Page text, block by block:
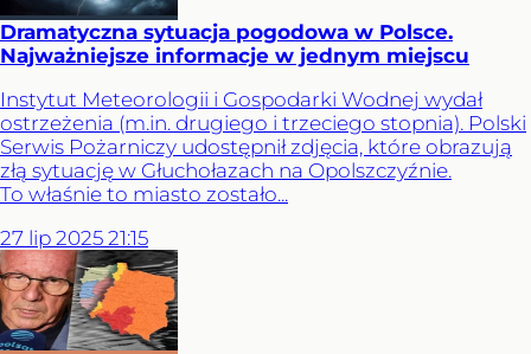
Dramatyczna sytuacja pogodowa w Polsce.
Najważniejsze informacje w jednym miejscu
Instytut Meteorologii i Gospodarki Wodnej wydał
ostrzeżenia (m.in. drugiego i trzeciego stopnia). Polski
Serwis Pożarniczy udostępnił zdjęcia, które obrazują
złą sytuację w Głuchołazach na Opolszczyźnie.
To właśnie to miasto zostało...
27 lip 2025 21:15